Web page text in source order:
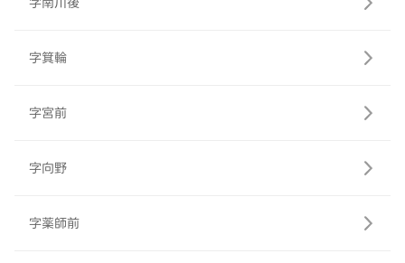
字箕輪
字宮前
字向野
字薬師前